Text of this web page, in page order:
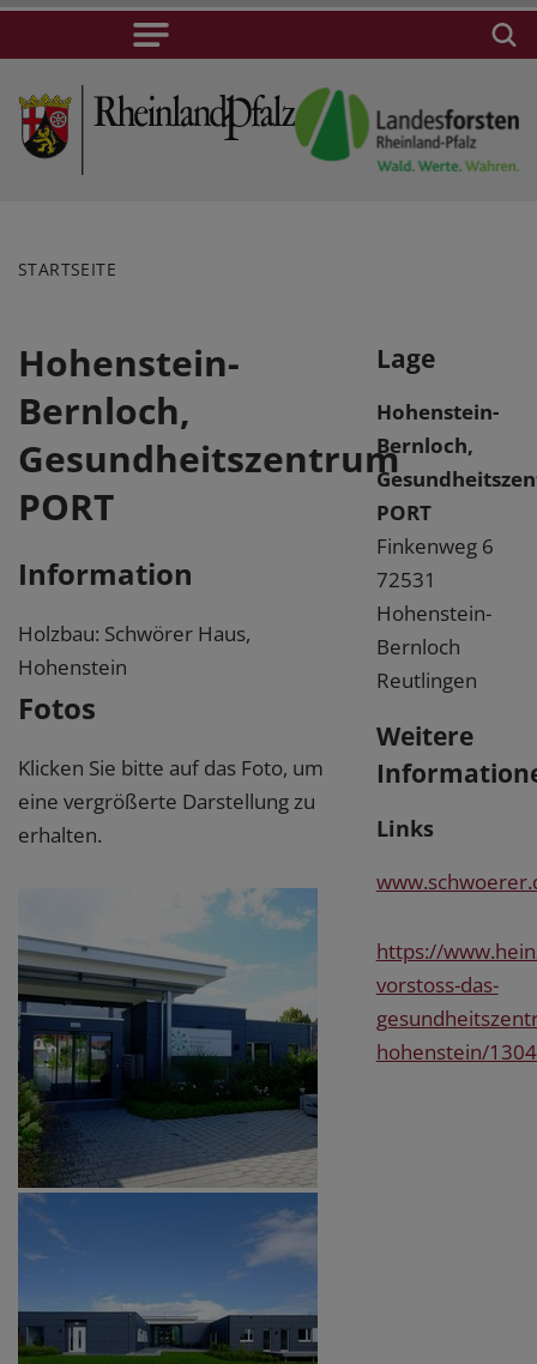
STARTSEITE
Hohenstein-
Bernloch,
Gesundheitszentrum
PORT
Information
Holzbau: Schwörer Haus,
Hohenstein
Fotos
Klicken Sie bitte auf das Foto, um
eine vergrößerte Darstellung zu
erhalten.
Lage
Hohenstein-
Bernloch,
PORT
Finkenweg 6
72531
Hohenstein-
Bernloch
Reutlingen
Weitere
Links
https://
vorstoss-das-
hohenstein/